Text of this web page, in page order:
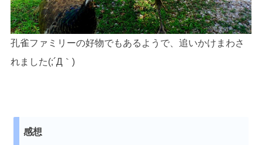
孔雀ファミリーの好物でもあるようで、追いかけまわさ
れました(;´Д｀)
感想